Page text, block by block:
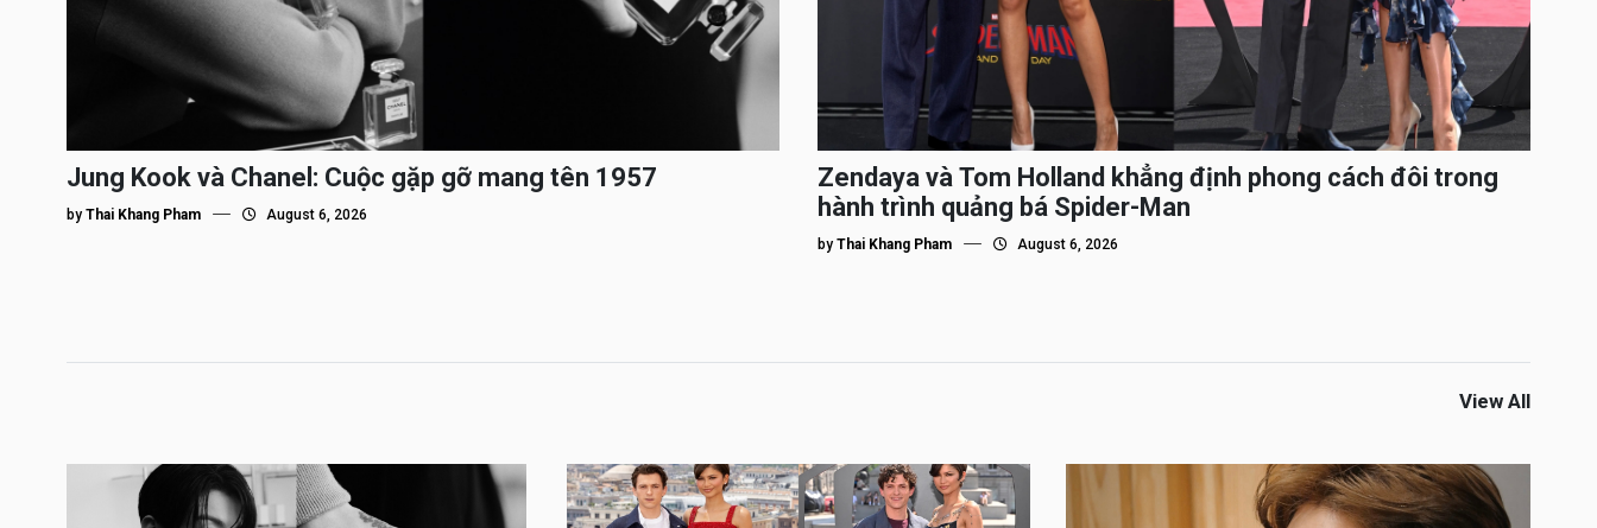
Jung Kook và Chanel: Cuộc gặp gỡ mang tên 1957
by Thai Khang Pham August 6, 2026
Zendaya và Tom Holland khẳng định phong cách đôi trong
hành trình quảng bá Spider-Man
by Thai Khang Pham August 6, 2026
View All